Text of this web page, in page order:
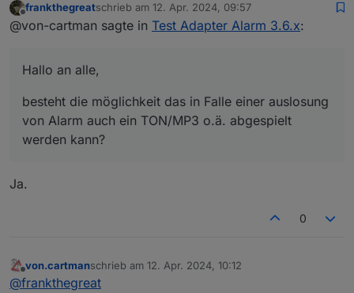
besteht die möglichkeit das in Falle einer
auslosung von Alarm auch ein TON/MP3 o.ä.
frankthegreatschrieb am 12. Apr. 2024, 09:57
zuletzt editiert von
@von-cartman sagte in Test Adapter Alarm 3.6.x:
Hallo an alle,
besteht die möglichkeit das in Falle einer auslosung
von Alarm auch ein TON/MP3 o.ä. abgespielt
werden kann?
Ja.
0
Offline
von.cartmanschrieb am 12. Apr. 2024, 10:12
zuletzt editiert von
@frankthegreat